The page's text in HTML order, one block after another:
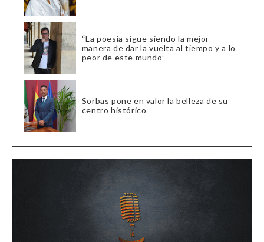
“La poesía sigue siendo la mejor
manera de dar la vuelta al tiempo y a lo
peor de este mundo”
Sorbas pone en valor la belleza de su
centro histórico